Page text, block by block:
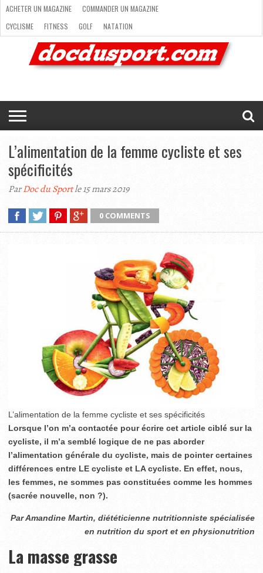
ACHETER
MAGAZINE
COMMANDER
UN
MAGAZINE
CYCLISME
FITNESS
GOLF
NATATION
RANDONNÉE
RUNNING
SKI
TRAIL
RUNNING
TRIATHLON
VOILE
NEWSLETTER
MAG’
EN
LIGNE
NOUS
CONTACTER
ACHETER UN MAGAZINE
COMMANDER UN MAGAZINE
CYCLISME
FITNESS GOLF
NATATION
RANDONNÉE
RUNNING SKI
TRAIL RUNNING
TRIATHLON
VOILE NEWSLETTER
MAG’ EN LIGNE
L’alimentation de la femme cycliste et ses
spécificités
ParDoc du Sportle 15 mars 2019
0 COMMENTS
L’alimentation de la femme cycliste et ses spécificités
Lorsque l’on m’a contactée pour écrire cet article ciblé sur la
cycliste, il m’a semblé logique de ne pas aborder
l’alimentation générale du cycliste, mais de pointer certaines
différences entre LE cycliste et LA cycliste. En effet, nous,
les femmes, ne sommes pas constituées comme les hommes
(sacrée nouvelle, non ?).
Par Amandine Martin, diététicienne nutritionniste spécialisée
en nutrition du sport et en physionutrition
La masse grasse